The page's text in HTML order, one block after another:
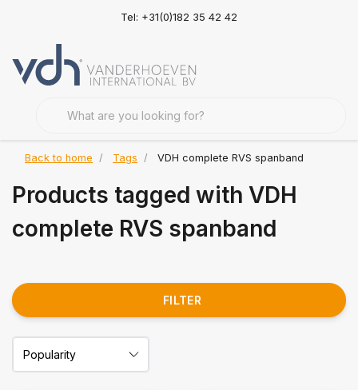
Tel: +31(0)182 35 42 42
Back to home Tags VDH complete RVS spanband
Products tagged with VDH
complete RVS spanband
FILTER